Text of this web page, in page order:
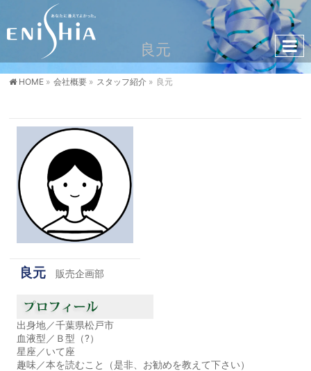
良元
HOME » 会社概要 » スタッフ紹介 » 良元
良元 販売企画部
出身地／千葉県松戸市
血液型／Ｂ型（?）
星座／いて座
趣味／本を読むこと（是非、お勧めを教えて下さい）